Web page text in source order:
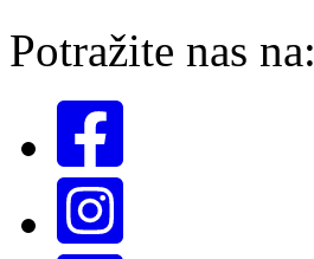
Potražite nas na: